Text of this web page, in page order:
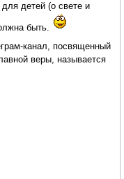
детей (о свете и
быть.
канал, посвященный
веры, называется